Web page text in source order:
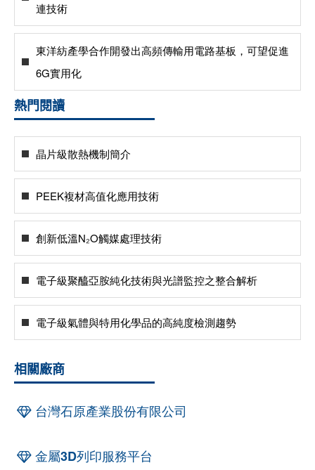
連技術
東洋紡產學合作開發出高頻傳輸用電路基板，可望促進
6G實用化
熱門閱讀
晶片級散熱機制簡介
PEEK複材高值化應用技術
創新低溫N₂O觸媒處理技術
電子級聚醯亞胺純化技術與光譜監控之整合解析
電子級氣體與特用化學品的高純度檢測趨勢
相關廠商
台灣石原產業股份有限公司
金屬3D列印服務平台